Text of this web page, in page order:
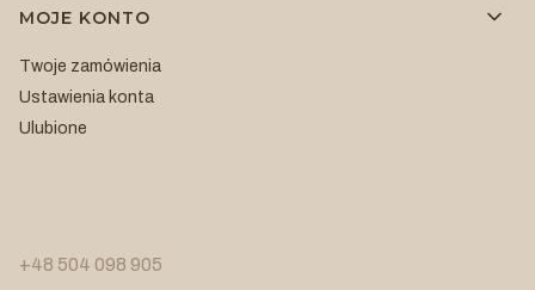
MOJE KONTO
Twoje zamówienia
Ustawienia konta
Ulubione
+48 504 098 905